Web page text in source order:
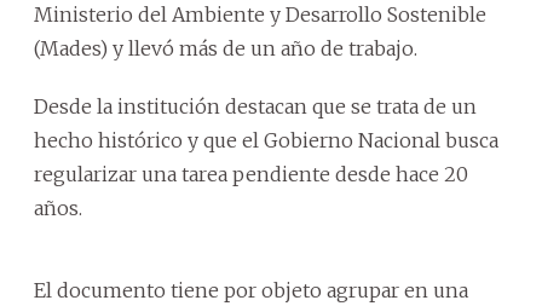
Ministerio del Ambiente y Desarrollo Sostenible
(Mades) y llevó más de un año de trabajo.
Desde la institución destacan que se trata de un
hecho histórico y que el Gobierno Nacional busca
regularizar una tarea pendiente desde hace 20
años.
El documento tiene por objeto agrupar en una